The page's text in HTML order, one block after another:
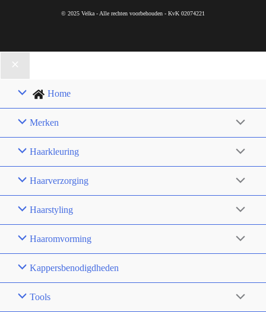
© 2025 Velka - Alle rechten voorbehouden - KvK 02074221
Home
Merken
Haarkleuring
Haarverzorging
Haarstyling
Haaromvorming
Kappersbenodigdheden
Tools